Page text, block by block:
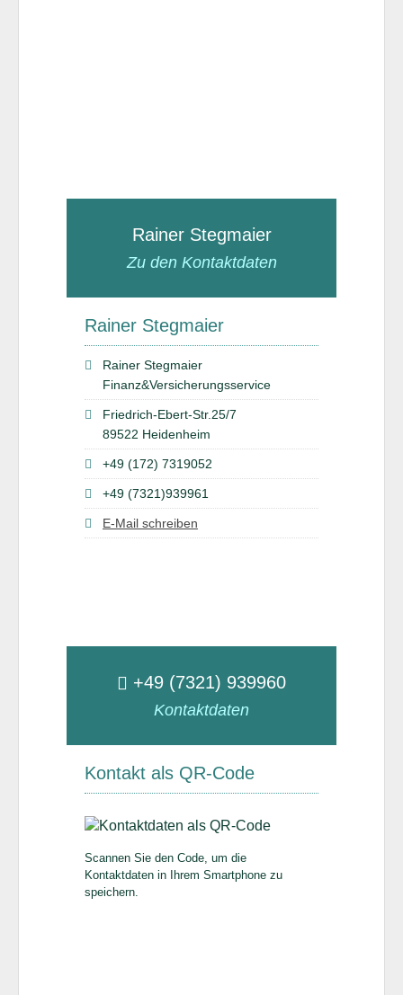
Rainer Stegmaier
Zu den Kontaktdaten
Rainer Stegmaier
Rainer Stegmaier
Finanz&Versicherungsservice
Friedrich-Ebert-Str.25/7
89522 Heidenheim
+49 (172) 7319052
+49 (7321)939961
E-Mail schreiben
+49 (7321) 939960
Kontaktdaten
Kontakt als QR-Code
Scannen Sie den Code, um die
Kontaktdaten in Ihrem Smartphone zu
speichern.